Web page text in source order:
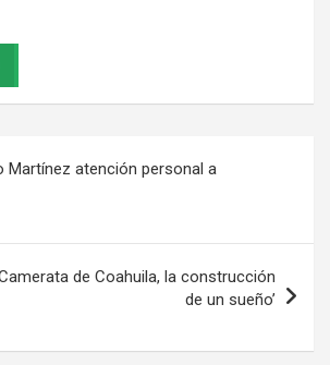
Martínez atención personal a
de Coahuila, la construcción
de un sueño’